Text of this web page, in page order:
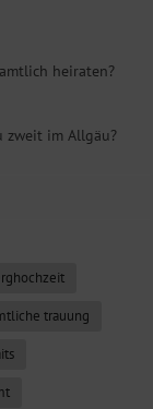
heiraten?
zweit im Allgäu?
trauung